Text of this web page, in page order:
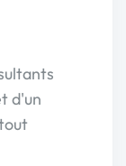
d'un